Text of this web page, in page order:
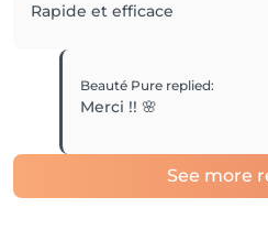
Rapide et efficace
Beauté Pure replied:
Merci !! 🌸
See more